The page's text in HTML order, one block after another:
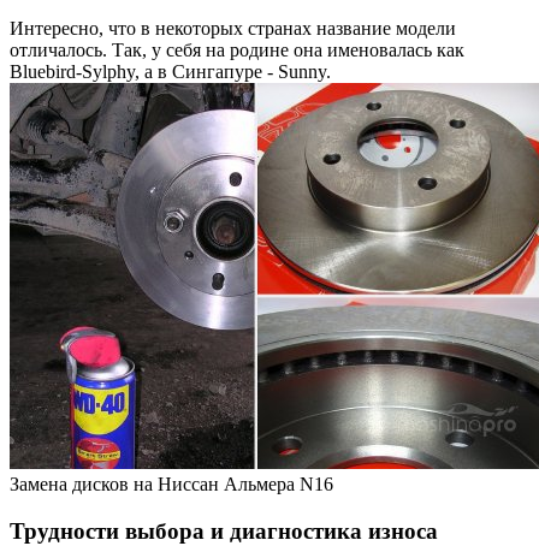
Интересно, что в некоторых странах название модели
отличалось. Так, у себя на родине она именовалась как
Bluebird-Sylphy, а в Сингапуре - Sunny.
Замена дисков на Ниссан Альмера N16
Трудности выбора и диагностика износа